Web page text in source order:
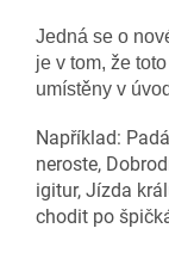
Jedná se o
je v tom, že
umístěny v
Například:
neroste,
igitur, Jízda
chodit po